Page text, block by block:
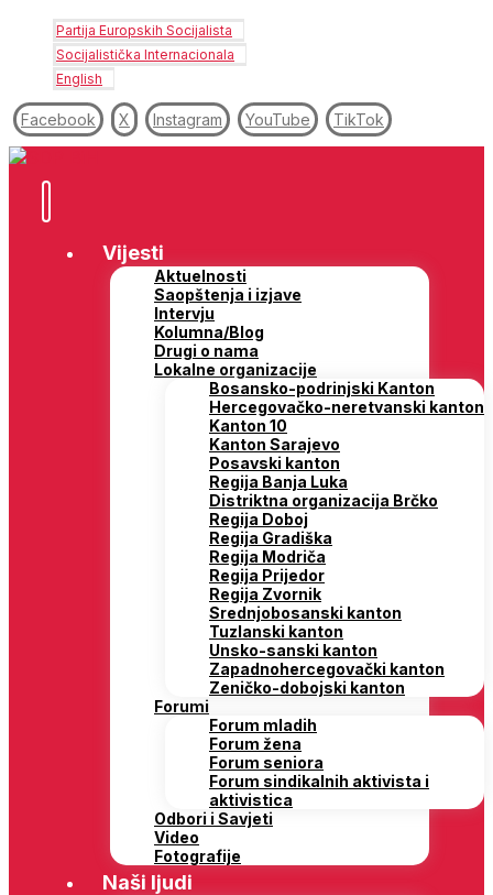
Partija Europskih Socijalista
Socijalistička Internacionala
English
Facebook X Instagram YouTube TikTok
Vijesti
Aktuelnosti
Saopštenja i izjave
Intervju
Kolumna/Blog
Drugi o nama
Lokalne organizacije
Bosansko-podrinjski Kanton
Hercegovačko-neretvanski kanton
Kanton 10
Kanton Sarajevo
Posavski kanton
Regija Banja Luka
Distriktna organizacija Brčko
Regija Doboj
Regija Gradiška
Regija Modriča
Regija Prijedor
Regija Zvornik
Srednjobosanski kanton
Tuzlanski kanton
Unsko-sanski kanton
Zapadnohercegovački kanton
Zeničko-dobojski kanton
Forumi
Forum mladih
Forum žena
Forum seniora
Forum sindikalnih aktivista i
aktivistica
Odbori i Savjeti
Video
Fotografije
Naši ljudi